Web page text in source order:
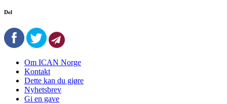
Del
Om ICAN Norge
Kontakt
Dette kan du gjøre
Nyhetsbrev
Gi en gave